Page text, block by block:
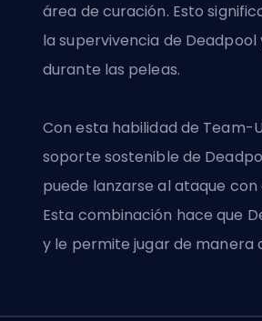
área de curación. Esto
la supervivencia de
durante las peleas.
Con esta habilidad de Team-
soporte sostenible de
puede lanzarse al ataque
Esta combinación hace que
y le permite jugar de manera